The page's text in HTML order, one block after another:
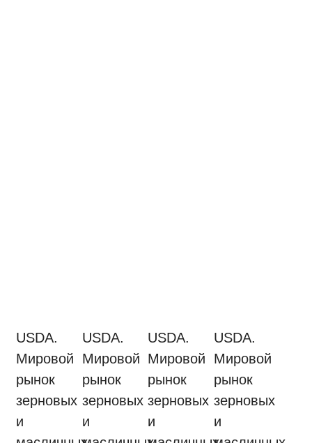
USDA.
Мировой
рынок
зерновых
и
USDA.
Мировой
рынок
зерновых
и
USDA.
Мировой
рынок
зерновых
и
USDA.
Мировой
рынок
зерновых
и